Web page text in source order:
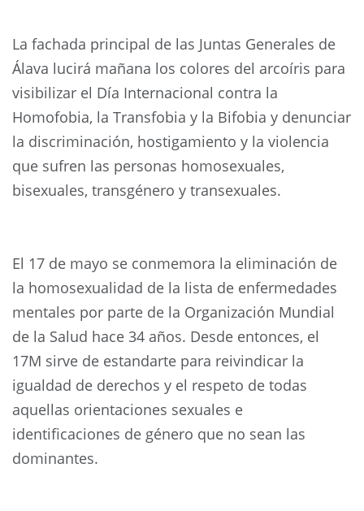
La fachada principal de las Juntas Generales de
Álava lucirá mañana los colores del arcoíris para
visibilizar el Día Internacional contra la
Homofobia, la Transfobia y la Bifobia y denunciar
la discriminación, hostigamiento y la violencia
que sufren las personas homosexuales,
bisexuales, transgénero y transexuales.
El 17 de mayo se conmemora la eliminación de
la homosexualidad de la lista de enfermedades
mentales por parte de la Organización Mundial
de la Salud hace 34 años. Desde entonces, el
17M sirve de estandarte para reivindicar la
igualdad de derechos y el respeto de todas
aquellas orientaciones sexuales e
identificaciones de género que no sean las
dominantes.